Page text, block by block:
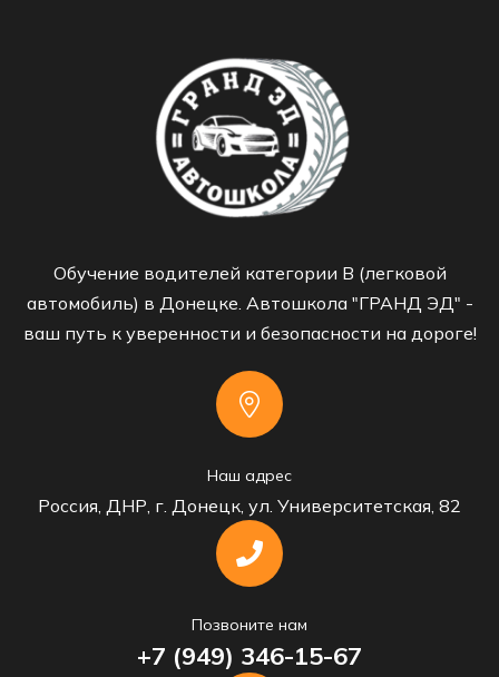
Обучение водителей категории B (легковой
автомобиль) в Донецке. Автошкола "ГРАНД ЭД" -
ваш путь к уверенности и безопасности на дороге!
Наш адрес
Россия, ДНР, г. Донецк, ул. Университетская, 82
Позвоните нам
+7 (949) 346-15-67